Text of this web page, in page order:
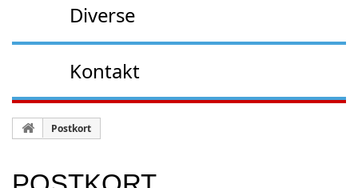
Diverse
Kontakt
Postkort